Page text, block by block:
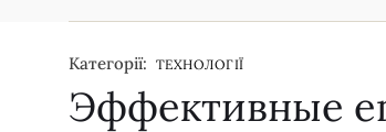
Категорії: ТЕХНОЛОГІЇ
Эффективные